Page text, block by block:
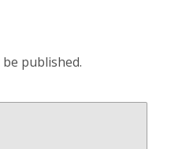
published.